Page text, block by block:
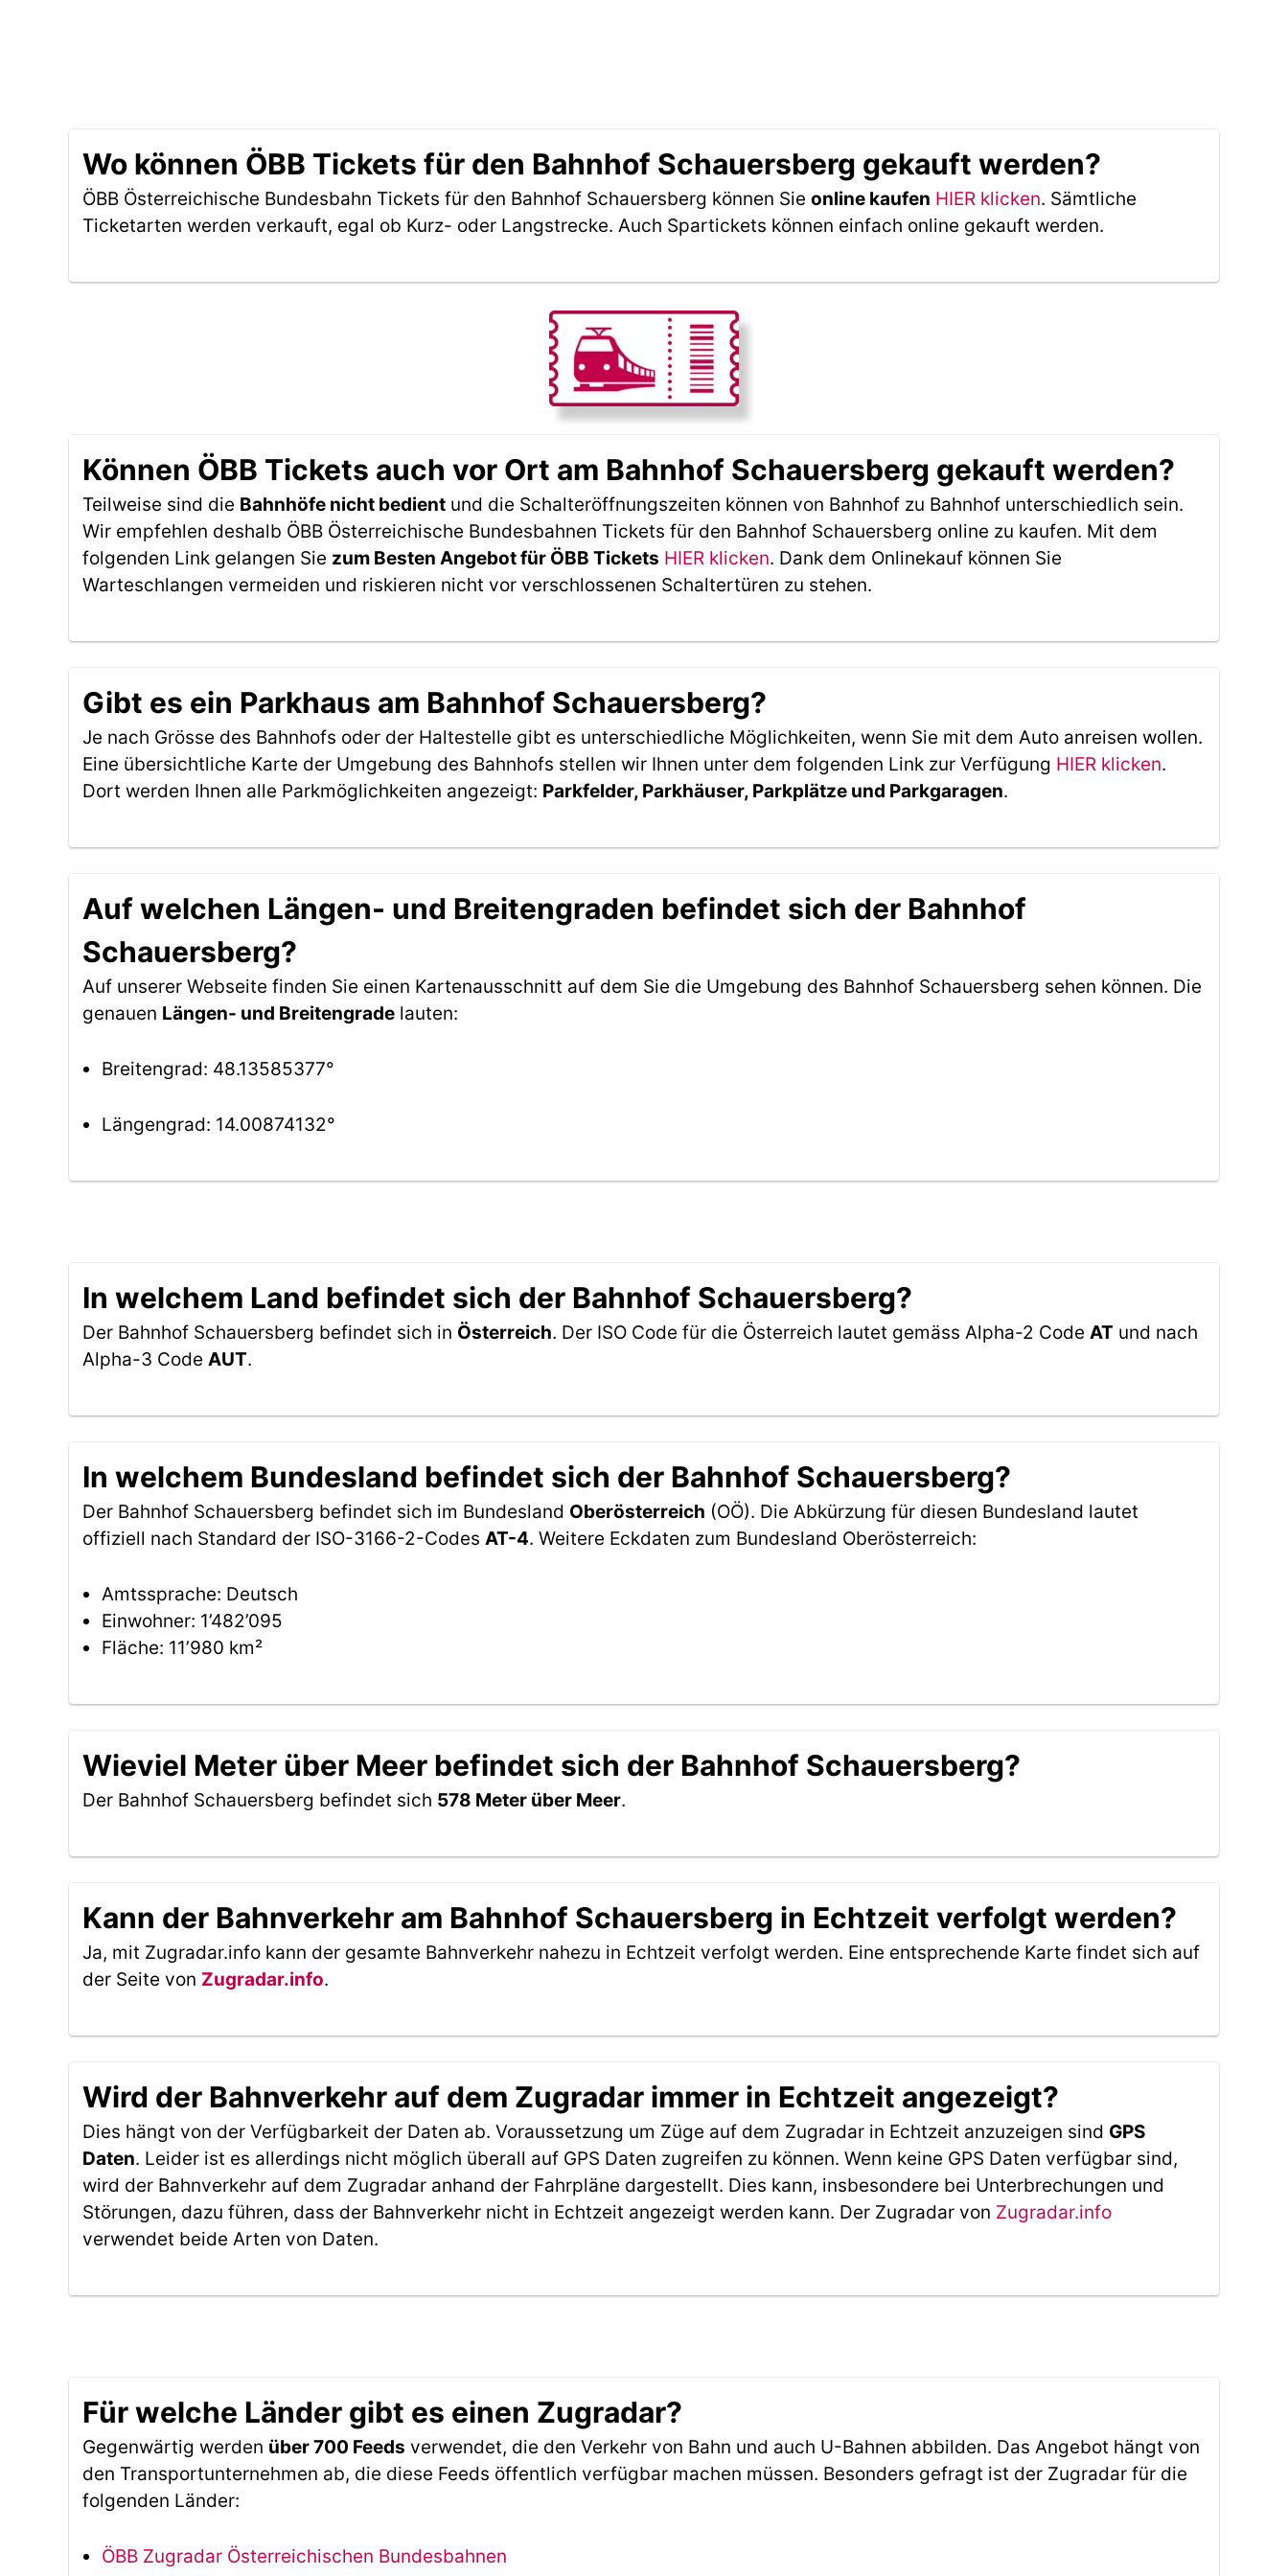
Wo können ÖBB Tickets für den Bahnhof Schauersberg gekauft werden?
ÖBB Österreichische Bundesbahn Tickets für den Bahnhof Schauersberg können Sie online kaufen HIER klicken. Sämtliche
Ticketarten werden verkauft, egal ob Kurz- oder Langstrecke. Auch Spartickets können einfach online gekauft werden.
Können ÖBB Tickets auch vor Ort am Bahnhof Schauersberg gekauft werden?
Teilweise sind die Bahnhöfe nicht bedient und die Schalteröffnungszeiten können von Bahnhof zu Bahnhof unterschiedlich sein.
Wir empfehlen deshalb ÖBB Österreichische Bundesbahnen Tickets für den Bahnhof Schauersberg online zu kaufen. Mit dem
folgenden Link gelangen Sie zum Besten Angebot für ÖBB Tickets HIER klicken. Dank dem Onlinekauf können Sie
Warteschlangen vermeiden und riskieren nicht vor verschlossenen Schaltertüren zu stehen.
Gibt es ein Parkhaus am Bahnhof Schauersberg?
Je nach Grösse des Bahnhofs oder der Haltestelle gibt es unterschiedliche Möglichkeiten, wenn Sie mit dem Auto anreisen wollen.
Eine übersichtliche Karte der Umgebung des Bahnhofs stellen wir Ihnen unter dem folgenden Link zur Verfügung HIER klicken.
Dort werden Ihnen alle Parkmöglichkeiten angezeigt: Parkfelder, Parkhäuser, Parkplätze und Parkgaragen.
Auf welchen Längen- und Breitengraden befindet sich der Bahnhof
Schauersberg?
Auf unserer Webseite finden Sie einen Kartenausschnitt auf dem Sie die Umgebung des Bahnhof Schauersberg sehen können. Die
genauen Längen- und Breitengrade lauten:
Breitengrad: 48.13585377°
Längengrad: 14.00874132°
In welchem Land befindet sich der Bahnhof Schauersberg?
Der Bahnhof Schauersberg befindet sich in Österreich. Der ISO Code für die Österreich lautet gemäss Alpha-2 Code AT und nach
Alpha-3 Code AUT.
In welchem Bundesland befindet sich der Bahnhof Schauersberg?
Der Bahnhof Schauersberg befindet sich im Bundesland Oberösterreich (OÖ). Die Abkürzung für diesen Bundesland lautet
offiziell nach Standard der ISO-3166-2-Codes AT-4. Weitere Eckdaten zum Bundesland Oberösterreich:
Amtssprache: Deutsch
Einwohner: 1’482’095
Fläche: 11’980 km²
Wieviel Meter über Meer befindet sich der Bahnhof Schauersberg?
Der Bahnhof Schauersberg befindet sich 578 Meter über Meer.
Kann der Bahnverkehr am Bahnhof Schauersberg in Echtzeit verfolgt werden?
Ja, mit Zugradar.info kann der gesamte Bahnverkehr nahezu in Echtzeit verfolgt werden. Eine entsprechende Karte findet sich auf
der Seite von Zugradar.info.
Wird der Bahnverkehr auf dem Zugradar immer in Echtzeit angezeigt?
Dies hängt von der Verfügbarkeit der Daten ab. Voraussetzung um Züge auf dem Zugradar in Echtzeit anzuzeigen sind GPS
Daten. Leider ist es allerdings nicht möglich überall auf GPS Daten zugreifen zu können. Wenn keine GPS Daten verfügbar sind,
wird der Bahnverkehr auf dem Zugradar anhand der Fahrpläne dargestellt. Dies kann, insbesondere bei Unterbrechungen und
Störungen, dazu führen, dass der Bahnverkehr nicht in Echtzeit angezeigt werden kann. Der Zugradar von Zugradar.info
verwendet beide Arten von Daten.
Für welche Länder gibt es einen Zugradar?
Gegenwärtig werden über 700 Feeds verwendet, die den Verkehr von Bahn und auch U-Bahnen abbilden. Das Angebot hängt von
den Transportunternehmen ab, die diese Feeds öffentlich verfügbar machen müssen. Besonders gefragt ist der Zugradar für die
folgenden Länder:
ÖBB Zugradar Österreichischen Bundesbahnen